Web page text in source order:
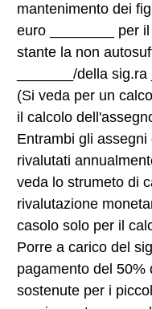
mantenimento dei
euro ________ per
stante la non
_______/della
(Si veda per un
il calcolo
Entrambi gli
rivalutati
veda lo strumeto di
rivalutazione
casolo solo per il
Porre a carico del
pagamento del 50%
sostenute per i